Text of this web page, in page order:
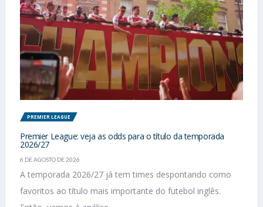
PREMIER LEAGUE
Premier League: veja as odds para o título da temporada
2026/27
6 DE AGOSTO DE 2026
A temporada 2026/27 já tem times despontando como
favoritos ao título mais importante do futebol inglês.